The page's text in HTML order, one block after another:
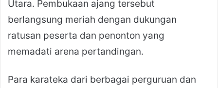
Utara. Pembukaan ajang tersebut
berlangsung meriah dengan dukungan
ratusan peserta dan penonton yang
memadati arena pertandingan.
Para karateka dari berbagai perguruan dan